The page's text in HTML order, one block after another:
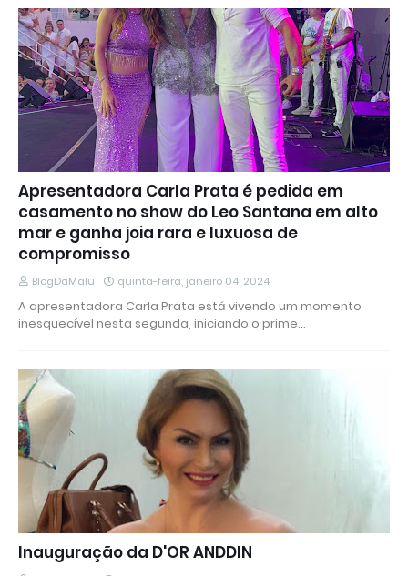
Apresentadora Carla Prata é pedida em
casamento no show do Leo Santana em alto
mar e ganha joia rara e luxuosa de
compromisso
BlogDaMalu quinta-feira, janeiro 04, 2024
A apresentadora Carla Prata está vivendo um momento
inesquecível nesta segunda, iniciando o prime…
Inauguração da D'OR ANDDIN